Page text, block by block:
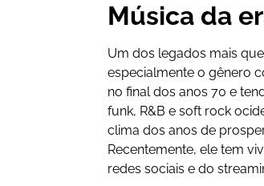
Música da
Um dos legados mais
especialmente o gênero
no final dos anos 70 e
funk, R&B e soft rock
clima dos anos de
Recentemente, ele tem
redes sociais e do